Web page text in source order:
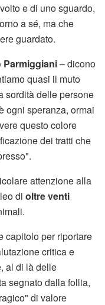
e di uno sguardo,
a sé, ma che
guardato.
Parmiggiani– dicono
quasi il muto
sordità delle persone
ogni speranza, ormai
questo colore
dei tratti che
attenzione alla
di oltre venti
capitolo per riportare
critica e
al di là delle
segnato dalla follia,
di valore